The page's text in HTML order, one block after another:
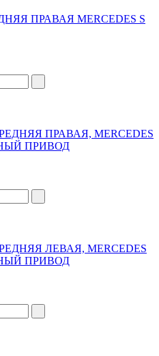
ПРАВАЯ MERCEDES S
ПРАВАЯ, MERCEDES
ПРИВОД
ЛЕВАЯ, MERCEDES
ПРИВОД